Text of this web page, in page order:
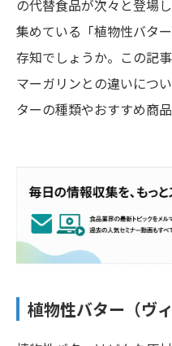
の代替食品が次々と登場
集めている「植物性バタ
存知でしょうか。この記
マーガリンとの違いにつ
ターの種類やおすすめ商
植物性バター（ヴ